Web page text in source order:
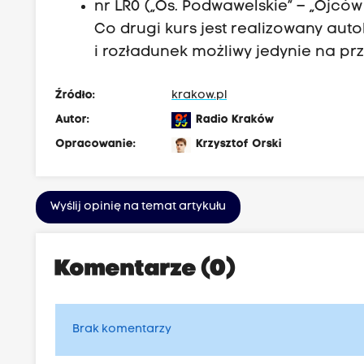
nr LR0 („Os. Podwawelskie” –
Co drugi kurs jest realizowany
i rozładunek możliwy jedynie na
Źródło:
krakow.pl
Autor:
Radio Kraków
Opracowanie:
Krzysztof Orski
Wyślij opinię na temat artykułu
Komentarze (0)
Brak komentarzy